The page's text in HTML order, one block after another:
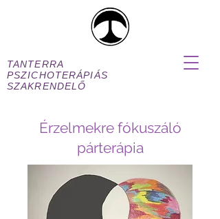
TANTERRA
PSZICHOTERÁPIÁS
SZAKRENDELŐ
Érzelmekre fókuszáló
párterápia